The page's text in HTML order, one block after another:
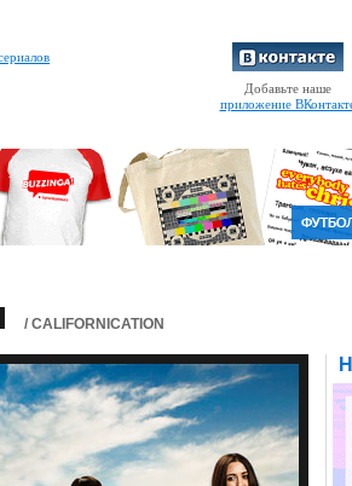
Добавьте наше
приложение
/ CALIFORNICATION